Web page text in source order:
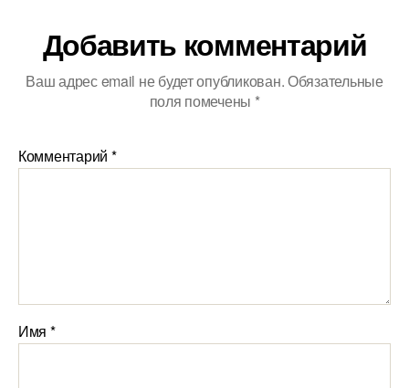
Добавить комментарий
Ваш адрес email не будет опубликован.Обязательные
поля помечены *
Комментарий *
Имя *